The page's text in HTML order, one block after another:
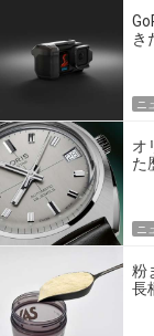
き
ニ
オ
た
ニ
粉
長